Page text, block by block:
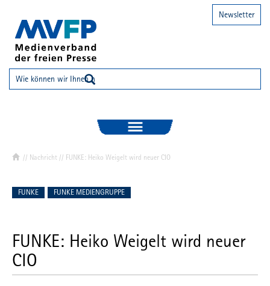
Newsletter
// Nachricht // FUNKE: Heiko Weigelt wird neuer CIO
FUNKE FUNKE MEDIENGRUPPE
FUNKE: Heiko Weigelt wird neuer
CIO